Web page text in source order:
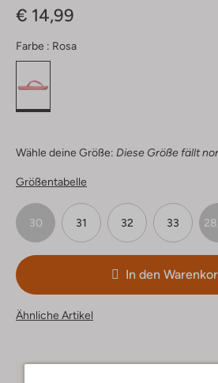
€ 14,99
Farbe : Rosa
Wähle deine Größe: Diese Größe fällt
Größentabelle
30 31 32 33
In den
Ähnliche Artikel